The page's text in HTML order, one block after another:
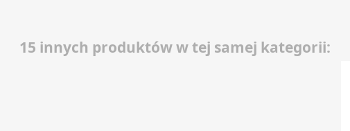
15 innych produktów w tej samej kategorii: